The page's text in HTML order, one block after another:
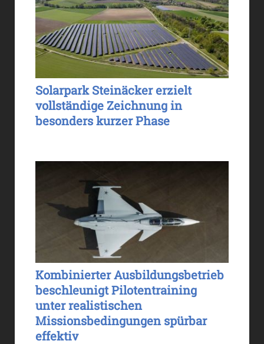
Solarpark Steinäcker erzielt
vollständige Zeichnung in
besonders kurzer Phase
Kombinierter Ausbildungsbetrieb
beschleunigt Pilotentraining
unter realistischen
Missionsbedingungen spürbar
effektiv